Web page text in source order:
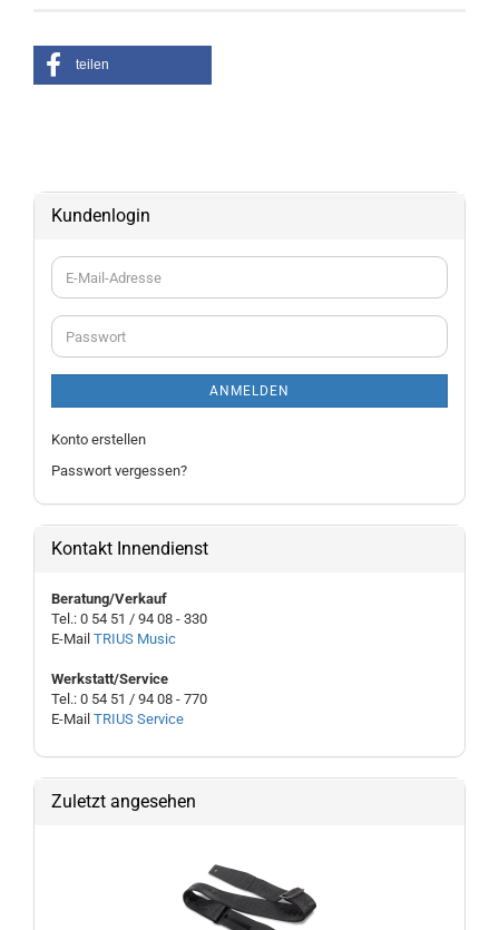
teilen
Kundenlogin
E-
Mail-
Adresse
Passwort
ANMELDEN
Konto erstellen
Passwort vergessen?
Kontakt Innendienst
Beratung/Verkauf
Tel.: 0 54 51 / 94 08 - 330
E-Mail TRIUS Music
Werkstatt/Service
Tel.: 0 54 51 / 94 08 - 770
E-Mail TRIUS Service
Zuletzt angesehen